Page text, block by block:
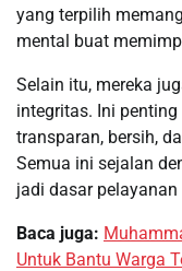
yang terpilih
mental buat
Selain itu, mereka
integritas. Ini
transparan, bersih,
Semua ini sejalan
jadi dasar
Baca juga:
Untuk Bantu Warga